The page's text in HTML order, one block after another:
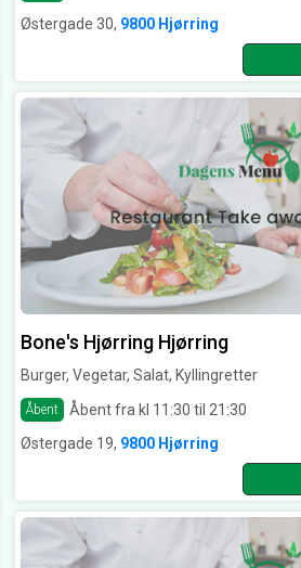
Østergade 30, 9800 Hjørring
Bone's Hjørring Hjørring
Burger, Vegetar, Salat, Kyllingretter
Åbent
Åbent fra kl 11:30 til 21:30
Østergade 19, 9800 Hjørring